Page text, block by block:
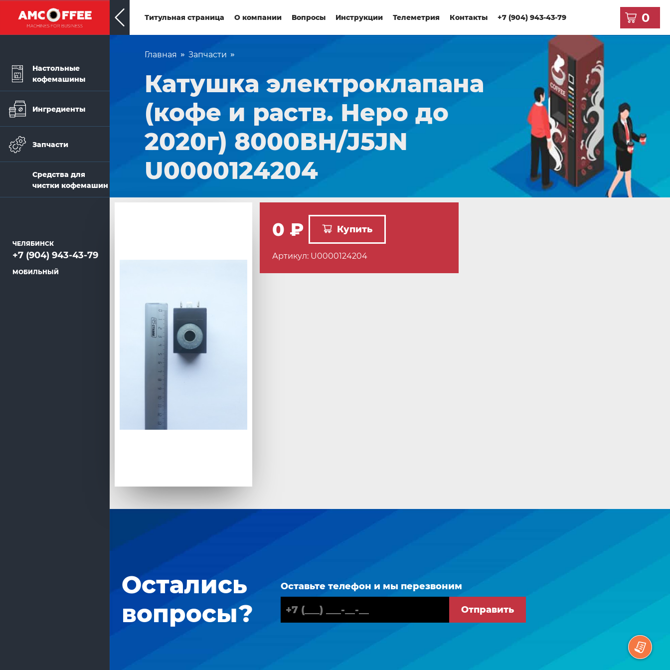
Настольные
кофемашины
Ингредиенты
Запчасти
Средства для
чистки кофемашин
ЧЕЛЯБИНСК
+7 (904) 943-43-79
МОБИЛЬНЫЙ
Титульная страница О компании Вопросы Инструкции Телеметрия Контакты +7 (904) 943-43-79 0
Главная Запчасти
Катушка электроклапана
(кофе и раств. Неро до
2020г) 8000ВН/J5JN
U0000124204
0 ₽ Купить
Артикул: U0000124204
Остались
вопросы?
Оставьте телефон и мы перезвоним
Отправить
© Уникум Урал. 2025
Политика конфиденциальности
Условия пользования сайтом